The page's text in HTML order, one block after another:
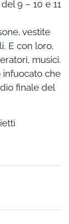
9 – 10 e 11
vestite
E con loro,
musici.
che
finale del